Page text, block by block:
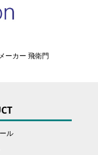
ーカー 飛衛門
ル